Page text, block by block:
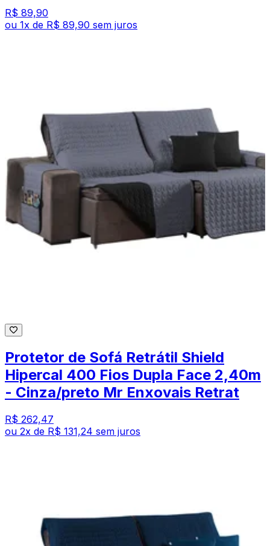
R$ 89,90
ou 1x de R$ 89,90 sem juros
Protetor de Sofá Retrátil Shield
Hipercal 400 Fios Dupla Face 2,40m
- Cinza/preto Mr Enxovais Retrat
R$ 262,47
ou 2x de R$ 131,24 sem juros